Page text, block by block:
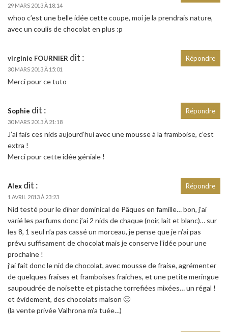
29 MARS 2013 À 18:14
whoo c’est une belle idée cette coupe, moi je la prendrais nature,
avec un coulis de chocolat en plus :p
virginie FOURNIER dit :
30 MARS 2013 À 15:01
Merci pour ce tuto
Répondre
Sophie dit :
30 MARS 2013 À 21:18
J’ai fais ces nids aujourd’hui avec une mousse à la framboise, c’est
extra !
Merci pour cette idée géniale !
Répondre
Alex dit :
1 AVRIL 2013 À 23:23
Nid testé pour le dîner dominical de Pâques en famille… bon, j’ai
varié les parfums donc j’ai 2 nids de chaque (noir, lait et blanc)… sur
les 8, 1 seul n’a pas cassé un morceau, je pense que je n’ai pas
prévu suffisament de chocolat mais je conserve l’idée pour une
prochaine !
j’ai fait donc le nid de chocolat, avec mousse de fraise, agrémenter
de quelques fraises et framboises fraiches, et une petite meringue
saupoudrée de noisette et pistache torrefiées mixées… un régal !
et évidement, des chocolats maison 🙂
(la vente privée Valhrona m’a tuée…)
Répondre